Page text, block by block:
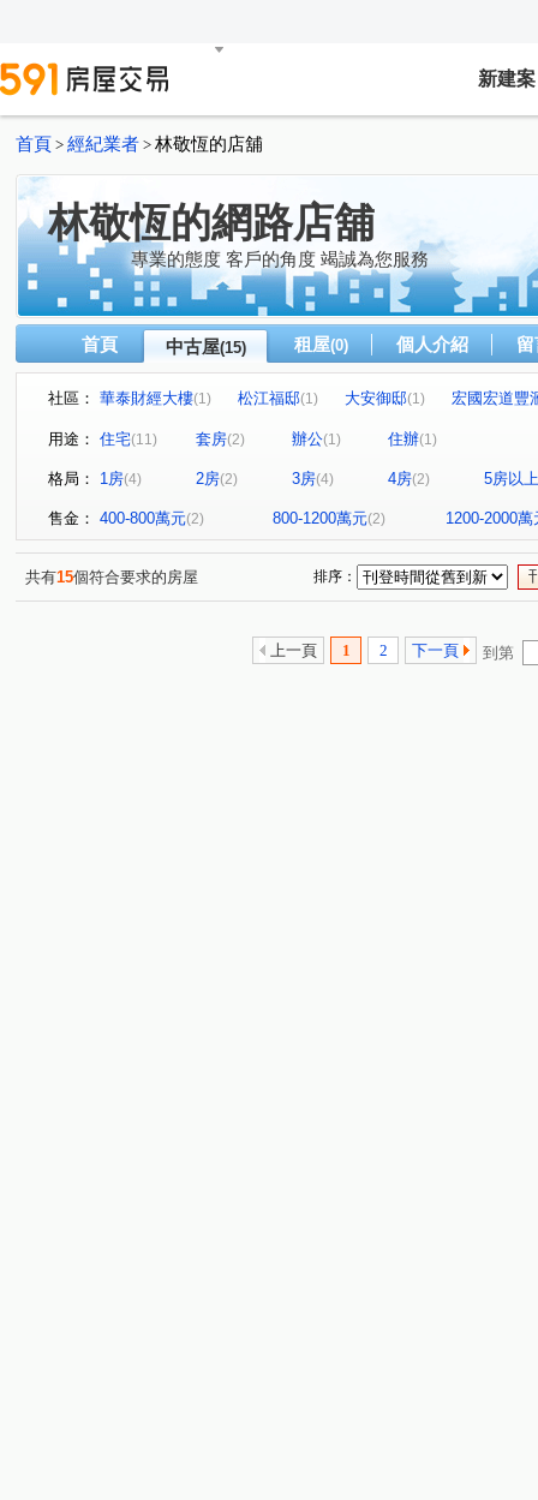
新建案
首頁 > 經紀業者 > 林敬恆的店舖
林敬恆的網路店舖
專業的態度 客戶的角度 竭誠為您服務
首頁 中古屋(15) 租屋(0) 個人介紹
社區： 華泰財經大樓(1) 松江福邸(1) 大安御邸(1)
宏國宏道豐
I-MORE新生代 (1) 林森觀光大廈 首善鑽石大廈
民權東路二段
(1) (1) 中環路二段(1) 林森北路(1)
安民街(1) 基隆路二段 (1) 行善路(1) 吉林路 (1)
伊通
中和街(2) 仁愛街(1)
用途： 住宅(11) 套房(2) 辦公(1) 住辦(1)
格局： 1房(4) 2房(2) 3房(4) 4房(2) 5房以上
售金： 400-800萬元(2) 800-1200萬元(2) 1200-2000萬
共有15個符合要求的房屋 排序：
上一頁 1 2 下一頁 到第